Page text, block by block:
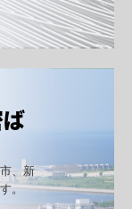
、新
。